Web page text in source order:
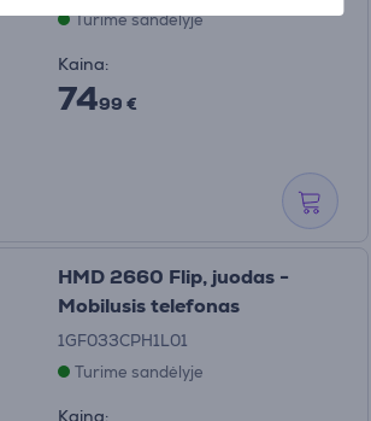
Turime sandėlyje
Kaina:
7499 €
HMD 2660 Flip, juodas -
Mobilusis telefonas
1GF033CPH1L01
Turime sandėlyje
Kaina: